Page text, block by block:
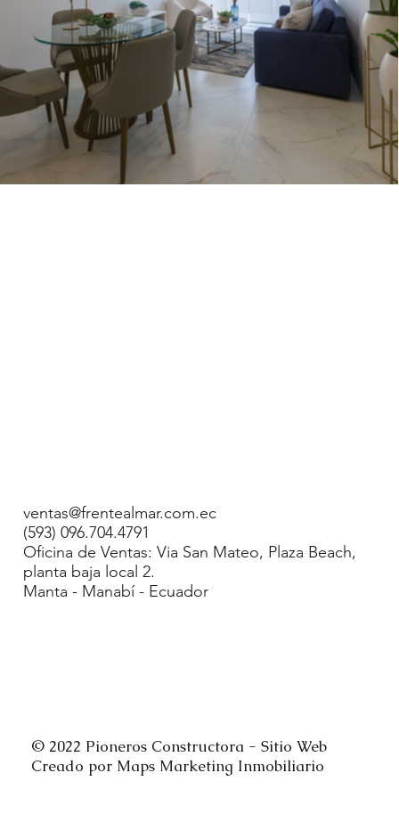
ventas@frentealmar.com.ec
(593) 096.704.4791
Oficina de Ventas: Via San Mateo, Plaza Beach,
planta baja local 2.
Manta - Manabí - Ecuador
© 2022 Pioneros Constructora - Sitio Web
Creado por Maps Marketing Inmobiliario